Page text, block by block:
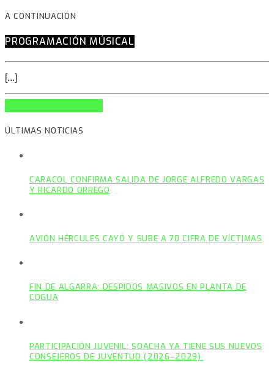
A CONTINUACIÓN
PROGRAMACIÓN MÚSICAL
[...]
ÚLTIMAS NOTICIAS
CARACOL CONFIRMA SALIDA DE JORGE ALFREDO VARGAS
Y RICARDO ORREGO
AVIÓN HÉRCULES CAYÓ Y SUBE A 70 CIFRA DE VÍCTIMAS
FIN DE ALGARRA: DESPIDOS MASIVOS EN PLANTA DE
COGUA
PARTICIPACIÓN JUVENIL: SOACHA YA TIENE SUS NUEVOS
CONSEJEROS DE JUVENTUD (2026–2029).